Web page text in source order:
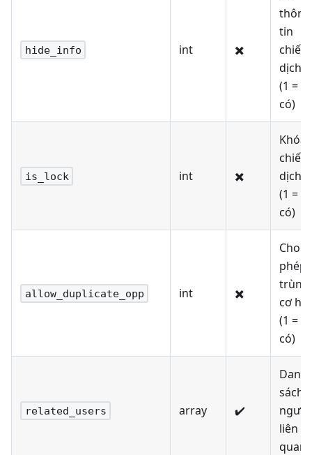
hide_info int ✖️
thông
tin
chiến
dịch
(1 =
có)
is_lock int ✖️
Khóa
chiến
dịch
(1 =
có)
allow_duplicate_opp int ✖️
Cho
phép
trùng
cơ hội
(1 =
có)
related_users array ✔️
Danh
sách
người
liên
quan